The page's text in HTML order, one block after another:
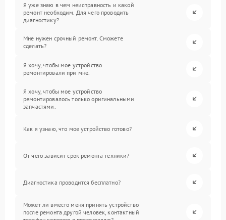
Я уже знаю в чем неисправность и какой
ремонт необходим. Для чего проводить
диагностику?
Мне нужен срочный ремонт. Сможете
сделать?
Я хочу, чтобы мое устройство
ремонтировали при мне.
Я хочу, чтобы мое устройство
ремонтировалось только оригинальными
запчастями.
Как я узнаю, что мое устройство готово?
От чего зависит срок ремонта техники?
Диагностика проводится бесплатно?
Может ли вместо меня принять устройство
после ремонта другой человек, контактный